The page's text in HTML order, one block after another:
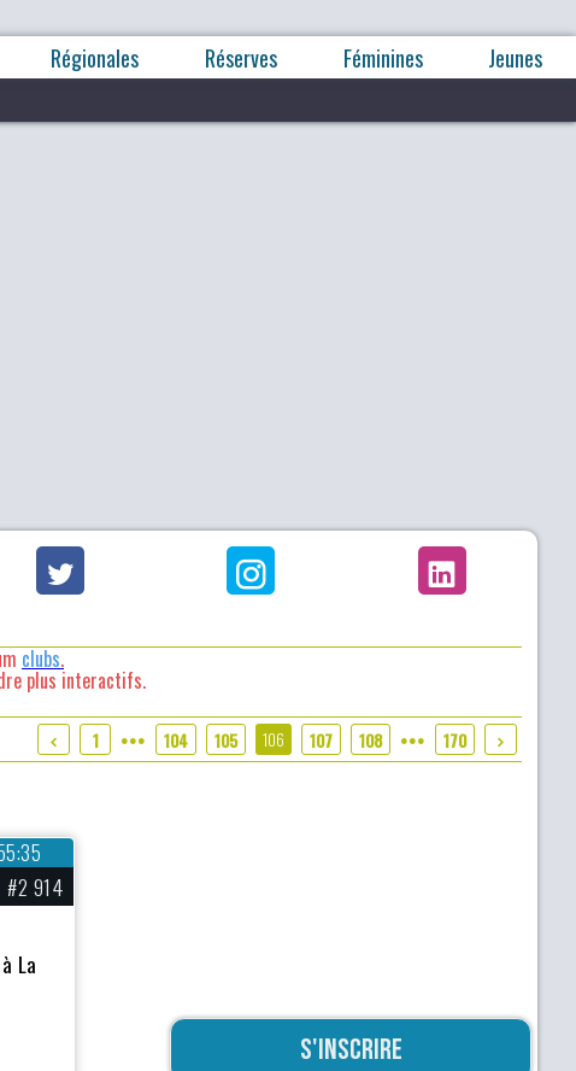
Régionales Réserves Féminines Jeunes
clubs.
plus interactifs.
1 ●●● 104 105 106 107 108 ●●● 170
#2 914
La
S'inscrire